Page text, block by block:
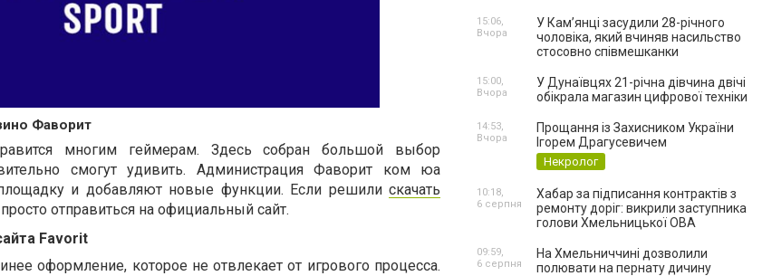
Фаворит
многим геймерам. Здесь собран большой выбор
смогут удивить. Администрация Фаворит ком юа
и добавляют новые функции. Если решили скачать
отправиться на официальный сайт.
Favorit
оформление, которое не отвлекает от игрового процесса.
У Камʼянці засудили 28-річного
чоловіка, який вчиняв насильство
стосовно співмешканки
15:06,
Вчора
У Дунаївцях 21-річна дівчина двічі
обікрала магазин цифрової техніки
15:00,
Вчора
Прощання із Захисником України
Ігорем Драгусевичем
Некролог
14:53,
Вчора
Хабар за підписання контрактів з
ремонту доріг: викрили заступника
голови Хмельницької ОВА
10:18,
6 серпня
На Хмельниччині дозволили
полювати на пернату дичину
09:59,
6 серпня